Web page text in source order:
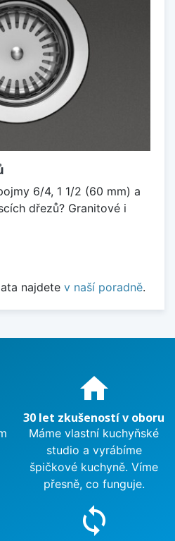
6/4, 1 1/2 (60 mm) a
dřezů? Granitové i
najdete v naší poradně.
home
30 let zkušeností v oboru
Máme vlastní kuchyňské
studio a vyrábíme
špičkové kuchyně. Víme
přesně, co funguje.
sync